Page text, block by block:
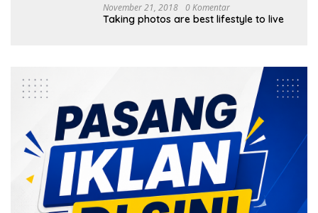
November 21, 2018 0 Komentar
Taking photos are best lifestyle to live